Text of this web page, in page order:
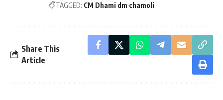
TAGGED: CM Dhami dm chamoli
Share This
Article